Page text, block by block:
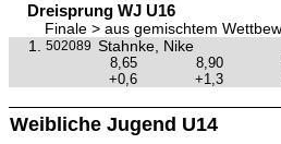
Dreisprung WJ U16
Finale > aus gemischtem
1.
502089 Stahnke, Nike
8,65 8,90
+0,6
+1,3
Weibliche Jugend U14